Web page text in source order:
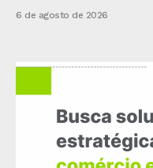
6 de agosto de 2026